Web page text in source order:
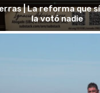
| La reforma que
la votó nadie